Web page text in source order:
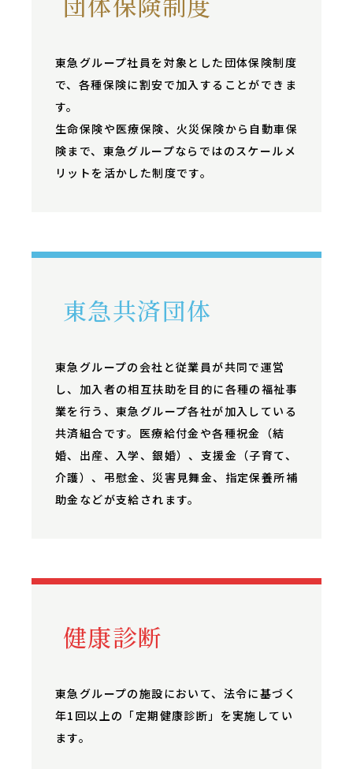
東急グループ社員を対象とした団体保険制度
で、各種保険に割安で加入することができま
す。
生命保険や医療保険、火災保険から自動車保
険まで、東急グループならではのスケールメ
リットを活かした制度です。
東急共済団体
東急グループの会社と従業員が共同で運営
し、加入者の相互扶助を目的に各種の福祉事
業を行う、東急グループ各社が加入している
共済組合です。医療給付金や各種祝金（結
婚、出産、入学、銀婚）、支援金（子育て、
介護）、弔慰金、災害見舞金、指定保養所補
助金などが支給されます。
健康診断
東急グループの施設において、法令に基づく
年1回以上の「定期健康診断」を実施してい
ます。